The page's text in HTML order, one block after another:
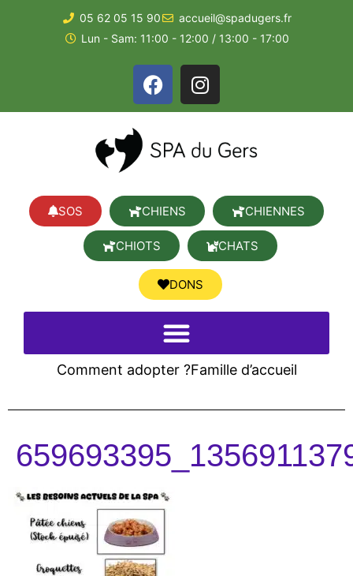
05 62 05 15 90
accueil@spadugers.fr
Lun - Sam: 11:00 - 12:00 / 13:00 - 17:00
SOS CHIENS CHIENNES
CHIOTS CHATS
DONS
Comment adopter ?Famille d’accueil